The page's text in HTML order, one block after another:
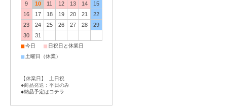
9
10 11 12 13 14
15
16
17 18 19 20 21
22
23
24 25 26 27 28
29
30
31
■今日 ■ 日祝日と休業日
■ 土曜日（休業）
【休業日】 土日祝
◆商品発送：平日のみ
◆納品予定はコチラ